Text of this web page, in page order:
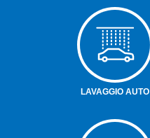
LAVAGGIO AUTO